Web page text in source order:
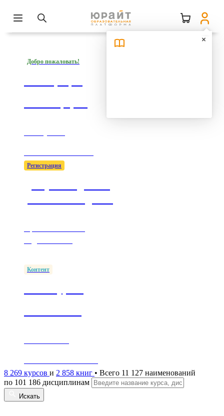
Добро пожаловать!
Регистрация
Контент
8 269 курсов и 2 858 книг • Всего 11 127 наименований
по 101 186 дисциплинам
Искать